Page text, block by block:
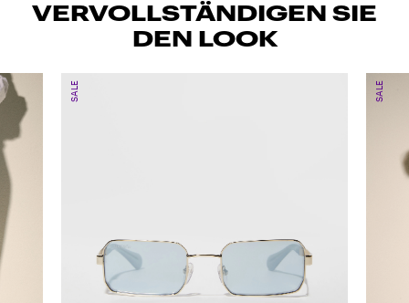
VERVOLLSTÄNDIGEN SIE
DEN LOOK
SALE SALE